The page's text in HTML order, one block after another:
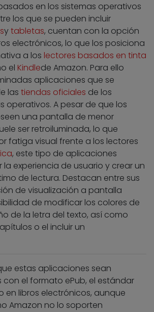
en los sistemas operativos
los que se pueden incluir
ytabletas, cuentan con la opción
electrónicos, lo que los posiciona
a los lectores basados en tinta
el Kindlede Amazon. Para ello
aplicaciones que se
las tiendas oficiales de los
operativos. A pesar de que los
una pantalla de menor
ser retroiluminada, lo que
fatiga visual frente a los lectores
, este tipo de aplicaciones
la experiencia de usuario y crear un
de lectura. Destacan entre sus
de visualización a pantalla
de modificar los colores de
de la letra del texto, así como
o el incluir un
estas aplicaciones sean
el formato ePub, el estándar
en libros electrónicos, aunque
Amazon no lo soporten